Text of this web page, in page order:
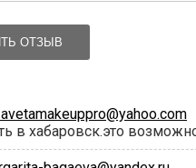
ОТЗЫВ
в хабаровск.это